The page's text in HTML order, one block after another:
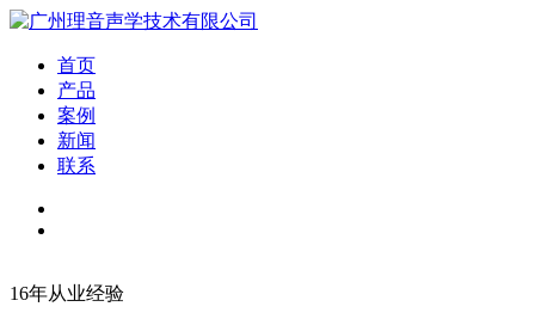
首页
产品
案例
新闻
联系
16年从业经验